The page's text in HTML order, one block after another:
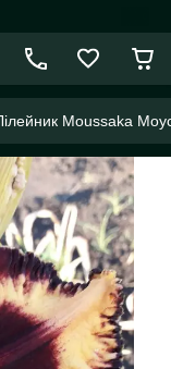
Moussaka